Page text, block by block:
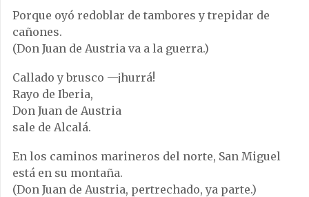
Porque oyó redoblar de tambores y trepidar de
cañones.
(Don Juan de Austria va a la guerra.)
Callado y brusco —¡hurrá!
Rayo de Iberia,
Don Juan de Austria
sale de Alcalá.
En los caminos marineros del norte, San Miguel
está en su montaña.
(Don Juan de Austria, pertrechado, ya parte.)